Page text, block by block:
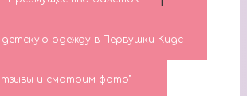
одежду в Первушки Кидс -
и смотрим фото"